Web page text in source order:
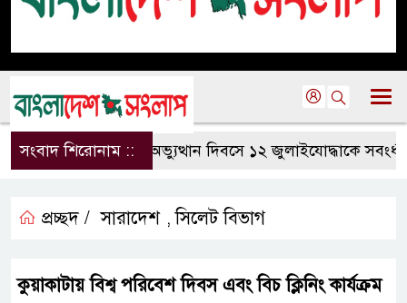
সংবাদ শিরোনাম ::
কলাপাড়ায় গণঅভ্যুত্থান দিবসে ১২ জুলাইযোদ্ধাকে সবংর্ধনা।
প্রচ্ছদ / সারাদেশ ,সিলেট বিভাগ
কুয়াকাটায় বিশ্ব পরিবেশ দিবস এবং বিচ ক্লিনিং কার্যক্রম